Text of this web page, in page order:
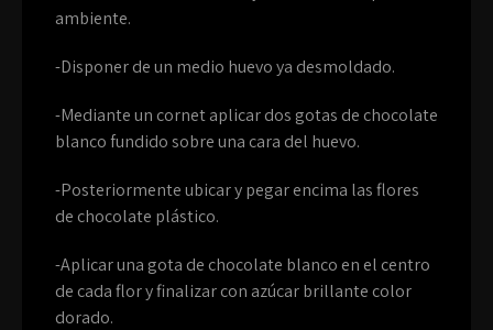
ambiente.
-Disponer de un medio huevo ya desmoldado.
-Mediante un cornet aplicar dos gotas de chocolate
blanco fundido sobre una cara del huevo.
-Posteriormente ubicar y pegar encima las flores
de chocolate plástico.
-Aplicar una gota de chocolate blanco en el centro
de cada flor y finalizar con azúcar brillante color
dorado.